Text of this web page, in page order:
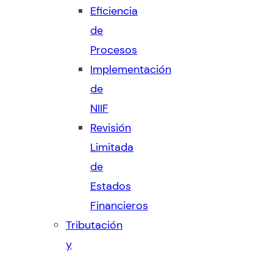
Eficiencia
de
Procesos
Implementación
de
NIIF
Revisión
Limitada
de
Estados
Financieros
Tributación
y